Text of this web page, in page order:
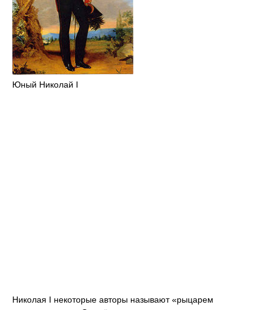
Юный Николай I
Николая I некоторые авторы называют «рыцарем